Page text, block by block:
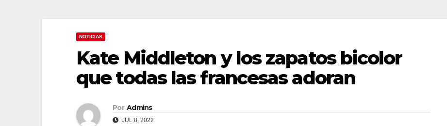
NOTICIAS
Kate Middleton y los zapatos bicolor
que todas las francesas adoran
Por Admins
JUL 8, 2022